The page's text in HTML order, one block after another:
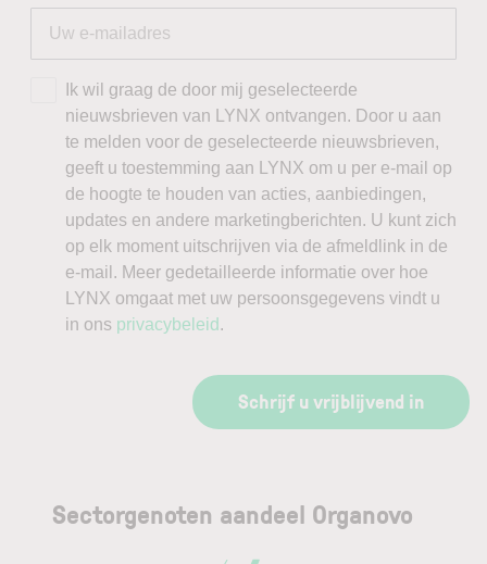
Ik wil graag de door mij geselecteerde
nieuwsbrieven van LYNX ontvangen. Door u aan
te melden voor de geselecteerde nieuwsbrieven,
geeft u toestemming aan LYNX om u per e-mail op
de hoogte te houden van acties, aanbiedingen,
updates en andere marketingberichten. U kunt zich
op elk moment uitschrijven via de afmeldlink in de
e-mail. Meer gedetailleerde informatie over hoe
LYNX omgaat met uw persoonsgegevens vindt u
in ons privacybeleid .
Schrijf u vrijblijvend in
Sectorgenoten aandeel Organovo